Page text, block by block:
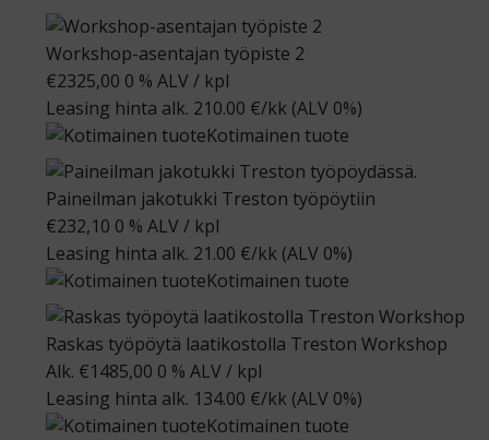
Workshop-asentajan työpiste 2
€2325,00 0 % ALV/ kpl
Leasing hinta alk. 210.00 €/kk (ALV 0%)
Kotimainen tuote
Paineilman jakotukki Treston työpöytiin
€232,10 0 % ALV/ kpl
Leasing hinta alk. 21.00 €/kk (ALV 0%)
Kotimainen tuote
Raskas työpöytä laatikostolla Treston Workshop
Alk. €1485,00 0 % ALV/ kpl
Leasing hinta alk. 134.00 €/kk (ALV 0%)
Kotimainen tuote